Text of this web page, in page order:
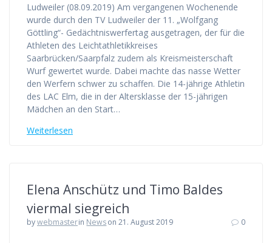
Ludweiler (08.09.2019) Am vergangenen Wochenende
wurde durch den TV Ludweiler der 11. „Wolfgang
Göttling“- Gedächtniswerfertag ausgetragen, der für die
Athleten des Leichtathletikkreises
Saarbrücken/Saarpfalz zudem als Kreismeisterschaft
Wurf gewertet wurde. Dabei machte das nasse Wetter
den Werfern schwer zu schaffen. Die 14-jährige Athletin
des LAC Elm, die in der Altersklasse der 15-jährigen
Mädchen an den Start…
Weiterlesen
Elena Anschütz und Timo Baldes
viermal siegreich
bywebmasterin Newson 21. August 2019 0